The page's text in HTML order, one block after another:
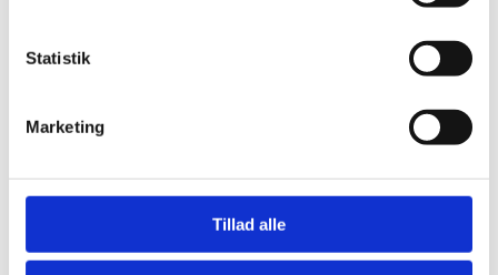
Statistik
Marketing
Tillad alle
Krystaller